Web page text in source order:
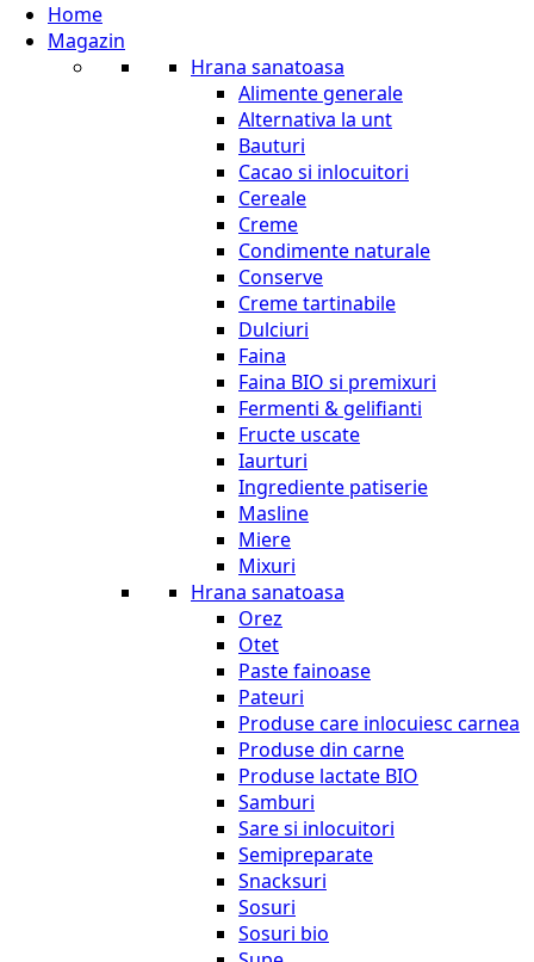
Home
Magazin
Hrana sanatoasa
Alimente generale
Alternativa la unt
Bauturi
Cacao si inlocuitori
Cereale
Creme
Condimente naturale
Conserve
Creme tartinabile
Dulciuri
Faina
Faina BIO si premixuri
Fermenti & gelifianti
Fructe uscate
Iaurturi
Ingrediente patiserie
Masline
Miere
Mixuri
Hrana sanatoasa
Orez
Otet
Paste fainoase
Pateuri
Produse care inlocuiesc carnea
Produse din carne
Produse lactate BIO
Samburi
Sare si inlocuitori
Semipreparate
Snacksuri
Sosuri
Sosuri bio